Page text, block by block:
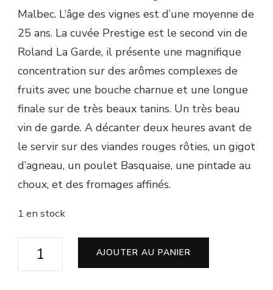
Malbec. L’âge des vignes est d’une moyenne de
25 ans. La cuvée Prestige est le second vin de
Roland La Garde, il présente une magnifique
concentration sur des arômes complexes de
fruits avec une bouche charnue et une longue
finale sur de très beaux tanins. Un très beau
vin de garde. A décanter deux heures avant de
le servir sur des viandes rouges rôties, un gigot
d’agneau, un poulet Basquaise, une pintade au
choux, et des fromages affinés.
1 en stock
quantité
AJOUTER AU PANIER